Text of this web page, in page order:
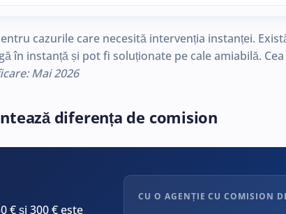
cazurile care necesită intervenția instanței.
în instanță și pot fi soluționate pe cale amiabilă.
Mai 2026
diferența de comision
€ și 300 € este
CU O AGENȚIE CU COMISION